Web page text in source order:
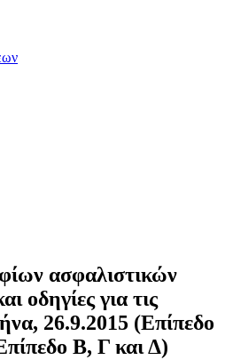
ασφαλιστικών
οδηγίες για τις
26.9.2015 (Επίπεδο
Β, Γ και Δ)